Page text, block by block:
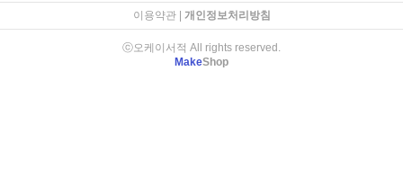
이용약관| 개인정보처리방침
ⓒ오케이서적 All rights reserved.
MakeShop